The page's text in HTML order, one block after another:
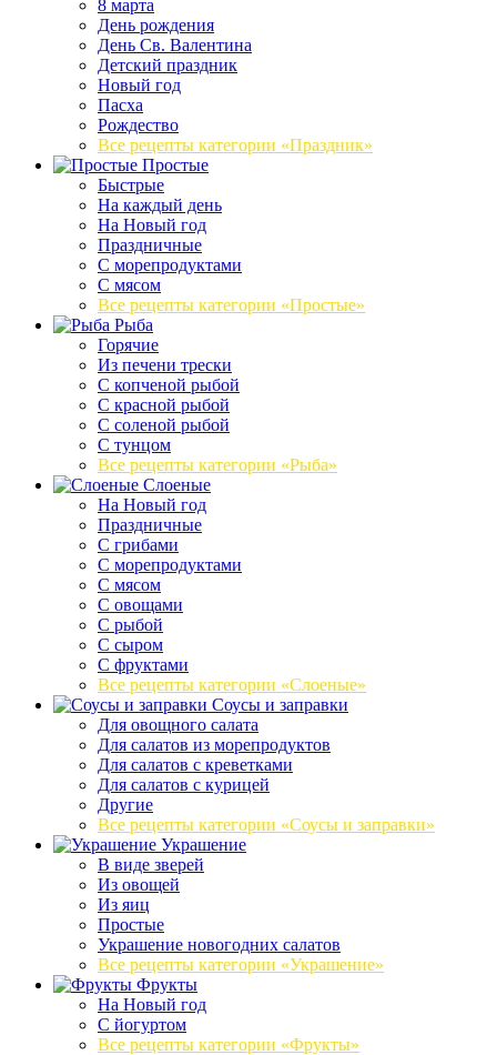
8 марта
День рождения
День Св. Валентина
Детский праздник
Новый год
Пасха
Рождество
Все рецепты категории «Праздник»
Простые
Быстрые
На каждый день
На Новый год
Праздничные
С морепродуктами
С мясом
Все рецепты категории «Простые»
Рыба
Горячие
Из печени трески
С копченой рыбой
С красной рыбой
С соленой рыбой
С тунцом
Все рецепты категории «Рыба»
Слоеные
На Новый год
Праздничные
С грибами
С морепродуктами
С мясом
С овощами
С рыбой
С сыром
С фруктами
Все рецепты категории «Слоеные»
Соусы и заправки
Для овощного салата
Для салатов из морепродуктов
Для салатов с креветками
Для салатов с курицей
Другие
Все рецепты категории «Соусы и заправки»
Украшение
В виде зверей
Из овощей
Из яиц
Простые
Украшение новогодних салатов
Все рецепты категории «Украшение»
Фрукты
На Новый год
С йогуртом
Все рецепты категории «Фрукты»